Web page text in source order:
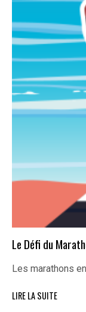
Le Défi du
Les marathons
LIRE LA SUITE